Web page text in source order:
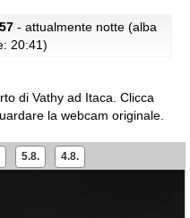
- attualmente notte (alba
20:41)
di Vathy ad Itaca. Clicca
la webcam originale.
5.8. 4.8.